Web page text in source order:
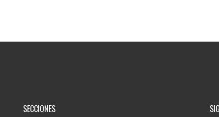
SECCIONES